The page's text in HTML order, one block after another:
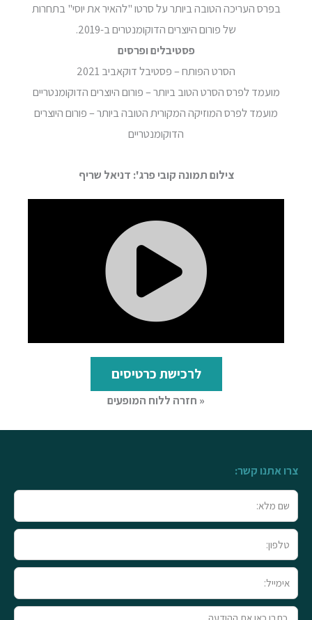
בפרס העריכה הטובה ביותר על סרטו "להאיר את יוסי" בתחרות
של פורום היוצרים הדוקומנטרים ב-2019.
פסטיבלים ופרסים
הסרט הפותח – פסטיבל דוקאביב 2021
מועמד לפרס הסרט הטוב ביותר – פורום היוצרים הדוקומנטריים
מועמד לפרס המוזיקה המקורית הטובה ביותר – פורום היוצרים
הדוקומנטריים
צילום תמונה קובי פרג': דניאל שריף
« חזרה ללוח המופעים
לרכישת כרטיסים
צרו אתנו קשר:
מלא
טלפון
טקסט